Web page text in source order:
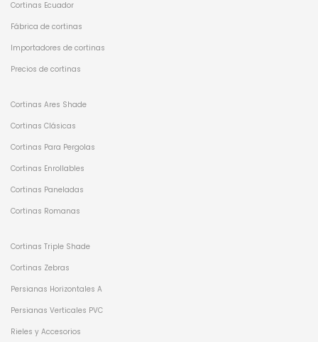
Cortinas Ecuador
Fábrica de cortinas
Importadores de cortinas
Precios de cortinas
Cortinas Ares Shade
Cortinas Clásicas
Cortinas Para Pergolas
Cortinas Enrollables
Cortinas Paneladas
Cortinas Romanas
Cortinas Triple Shade
Cortinas Zebras
Persianas Horizontales A
Persianas Verticales PVC
Rieles y Accesorios